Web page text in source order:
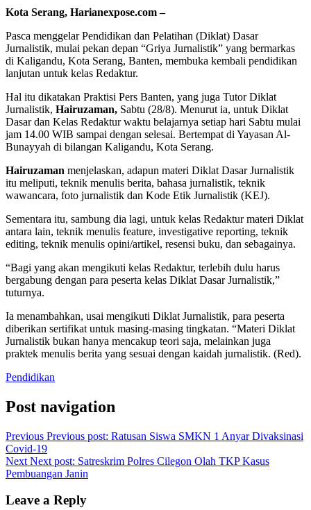
Kota Serang, Harianexpose.com –
Pasca menggelar Pendidikan dan Pelatihan (Diklat) Dasar
Jurnalistik, mulai pekan depan “Griya Jurnalistik” yang bermarkas
di Kaligandu, Kota Serang, Banten, membuka kembali pendidikan
lanjutan untuk kelas Redaktur.
Hal itu dikatakan Praktisi Pers Banten, yang juga Tutor Diklat
Jurnalistik, Hairuzaman, Sabtu (28/8). Menurut ia, untuk Diklat
Dasar dan Kelas Redaktur waktu belajarnya setiap hari Sabtu mulai
jam 14.00 WIB sampai dengan selesai. Bertempat di Yayasan Al-
Bunayyah di bilangan Kaligandu, Kota Serang.
Hairuzaman menjelaskan, adapun materi Diklat Dasar Jurnalistik
itu meliputi, teknik menulis berita, bahasa jurnalistik, teknik
wawancara, foto jurnalistik dan Kode Etik Jurnalistik (KEJ).
Sementara itu, sambung dia lagi, untuk kelas Redaktur materi Diklat
antara lain, teknik menulis feature, investigative reporting, teknik
editing, teknik menulis opini/artikel, resensi buku, dan sebagainya.
“Bagi yang akan mengikuti kelas Redaktur, terlebih dulu harus
bergabung dengan para peserta kelas Diklat Dasar Jurnalistik,”
tuturnya.
Ia menambahkan, usai mengikuti Diklat Jurnalistik, para peserta
diberikan sertifikat untuk masing-masing tingkatan. “Materi Diklat
Jurnalistik bukan hanya mencakup teori saja, melainkan juga
praktek menulis berita yang sesuai dengan kaidah jurnalistik. (Red).
Pendidikan
Post navigation
Previous Previous post: Ratusan Siswa SMKN 1 Anyar Divaksinasi
Covid-19
Next Next post: Satreskrim Polres Cilegon Olah TKP Kasus
Pembuangan Janin
Leave a Reply